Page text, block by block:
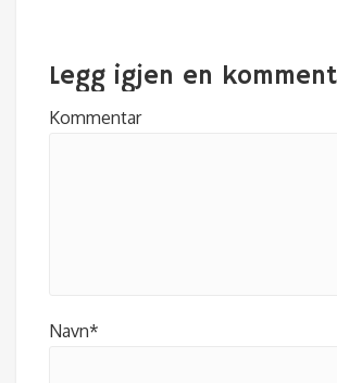
Legg igjen en
Kommentar
Navn*